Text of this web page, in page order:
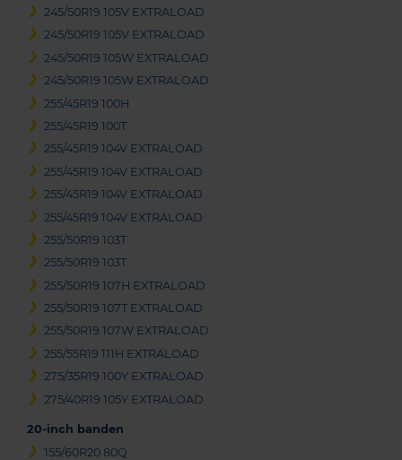
245/50R19 105V EXTRALOAD
245/50R19 105V EXTRALOAD
245/50R19 105W EXTRALOAD
245/50R19 105W EXTRALOAD
255/45R19 100H
255/45R19 100T
255/45R19 104V EXTRALOAD
255/45R19 104V EXTRALOAD
255/45R19 104V EXTRALOAD
255/45R19 104V EXTRALOAD
255/50R19 103T
255/50R19 103T
255/50R19 107H EXTRALOAD
255/50R19 107T EXTRALOAD
255/50R19 107W EXTRALOAD
255/55R19 111H EXTRALOAD
275/35R19 100Y EXTRALOAD
275/40R19 105Y EXTRALOAD
20-inch banden
155/60R20 80Q